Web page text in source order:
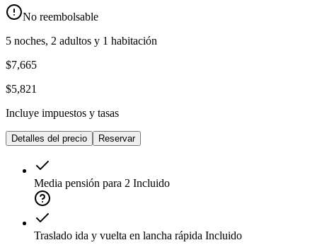
No reembolsable
5 noches, 2 adultos y 1 habitación
$7,665
$5,821
Incluye impuestos y tasas
Detalles del precio Reservar
Media pensión para 2 Incluido
Traslado ida y vuelta en lancha rápida Incluido